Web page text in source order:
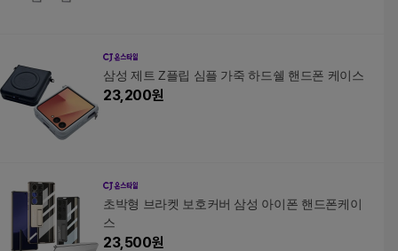
삼성 제트 Z플립 심플 가죽 하드쉘 핸드폰 케이스
23,200원
초박형 브라켓 보호커버 삼성 아이폰 핸드폰케이
스
23,500원